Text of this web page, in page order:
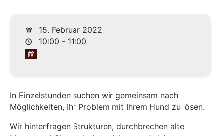
15. Februar 2022
10:00 - 11:00
In Einzelstunden suchen wir gemeinsam nach
Möglichkeiten, Ihr Problem mit Ihrem Hund zu lösen.
Wir hinterfragen Strukturen, durchbrechen alte